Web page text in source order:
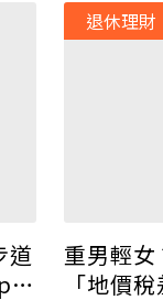
道
重男輕
「地價
退休理財